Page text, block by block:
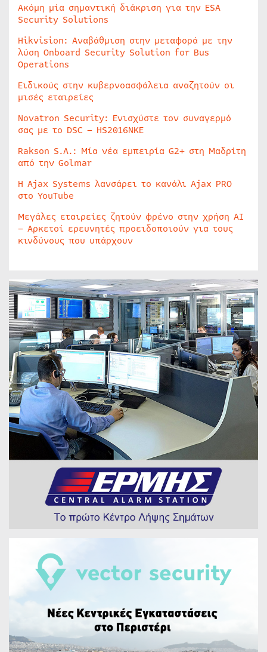
Ακόμη μία σημαντική διάκριση για την ESA
Security Solutions
Hikvision: Αναβάθμιση στην μεταφορά με την
λύση Onboard Security Solution for Bus
Operations
Ειδικούς στην κυβερνοασφάλεια αναζητούν οι
μισές εταιρείες
Novatron Security: Ενισχύστε τον συναγερμό
σας με το DSC – HS2016NKE
Rakson S.A.: Μία νέα εμπειρία G2+ στη Μαδρίτη
από την Golmar
Η Ajax Systems λανσάρει το κανάλι Ajax PRO
στο YouTube
Μεγάλες εταιρείες ζητούν φρένο στην χρήση AI
– Αρκετοί ερευνητές προειδοποιούν για τους
κινδύνους που υπάρχουν